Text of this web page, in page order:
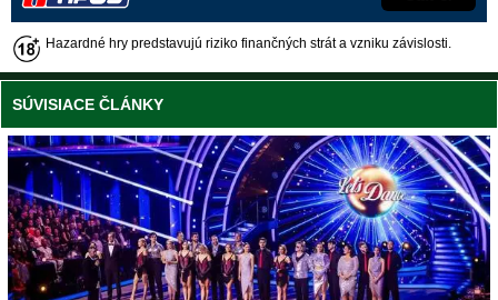
Hazardné hry predstavujú riziko finančných strát a vzniku závislosti.
SÚVISIACE ČLÁNKY